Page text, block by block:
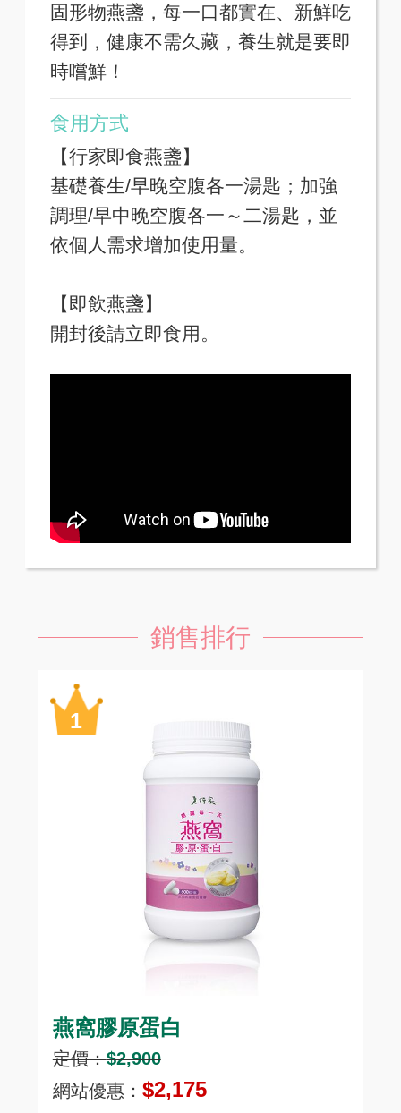
固形物燕盞，每一口都實在、新鮮吃
得到，健康不需久藏，養生就是要即
時嚐鮮！
食用方式
【行家即食燕盞】
基礎養生/早晚空腹各一湯匙；加強
調理/早中晚空腹各一～二湯匙，並
依個人需求增加使用量。
【即飲燕盞】
開封後請立即食用。
銷售排行
燕窩膠原蛋白
定價：$2,900
網站優惠： $2,175